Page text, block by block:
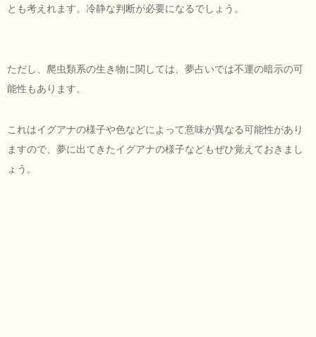
とも考えれます。冷静な判断が必要になるでしょう。
ただし、爬虫類系の生き物に関しては、夢占いでは不運の暗示の可
能性もあります。
これはイグアナの様子や色などによって意味が異なる可能性があり
ますので、夢に出てきたイグアナの様子などもぜひ覚えておきまし
ょう。